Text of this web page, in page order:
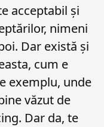
acceptabil și
nimeni
Dar există și
cum e
exemplu, unde
văzut de
Dar da, te